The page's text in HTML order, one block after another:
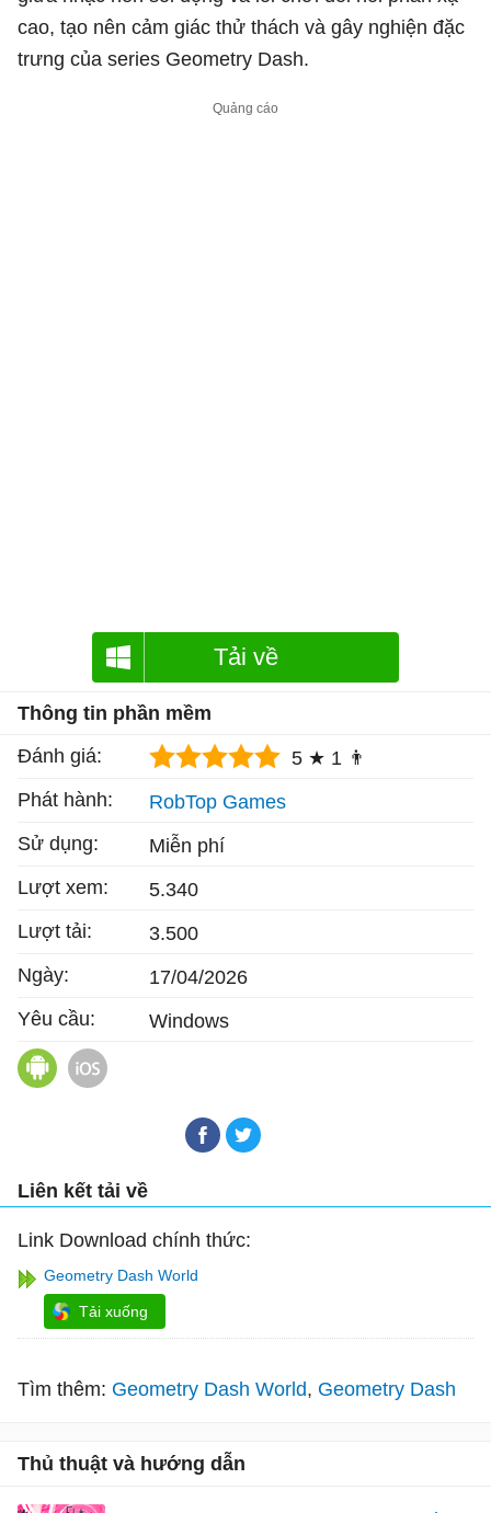
cao, tạo nên cảm giác thử thách và gây nghiện đặc
trưng của series Geometry Dash.
Tải về
Thông tin phần mềm
Đánh giá:
5 ★ 1 👨
Phát hành:
RobTop Games
Sử dụng:
Miễn phí
Lượt xem:
5.340
Lượt tải:
3.500
Ngày:
17/04/2026
Yêu cầu:
Windows
Geometry Dash World cho Android
Liên kết tải về
Link Download chính thức:
Geometry Dash World
Tải xuống
Tìm thêm: Geometry Dash World Geometry Dash
Thủ thuật và hướng dẫn